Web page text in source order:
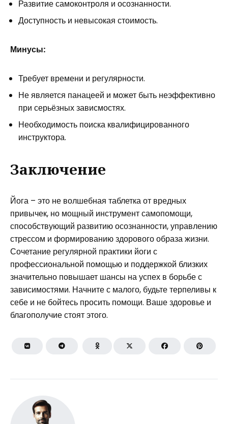
Развитие самоконтроля и осознанности.
Доступность и невысокая стоимость.
Минусы:
Требует времени и регулярности.
Не является панацеей и может быть неэффективно
при серьёзных зависмостях.
Необходимость поиска квалифицированного
инструктора.
Заключение
Йога – это не волшебная таблетка от вредных
привычек, но мощный инструмент самопомощи,
способствующий развитию осознанности, управлению
стрессом и формированию здорового образа жизни.
Сочетание регулярной практики йоги с
профессиональной помощью и поддержкой близких
значительно повышает шансы на успех в борьбе с
зависимостями. Начните с малого, будьте терпеливы к
себе и не бойтесь просить помощи. Ваше здоровье и
благополучие стоят этого.